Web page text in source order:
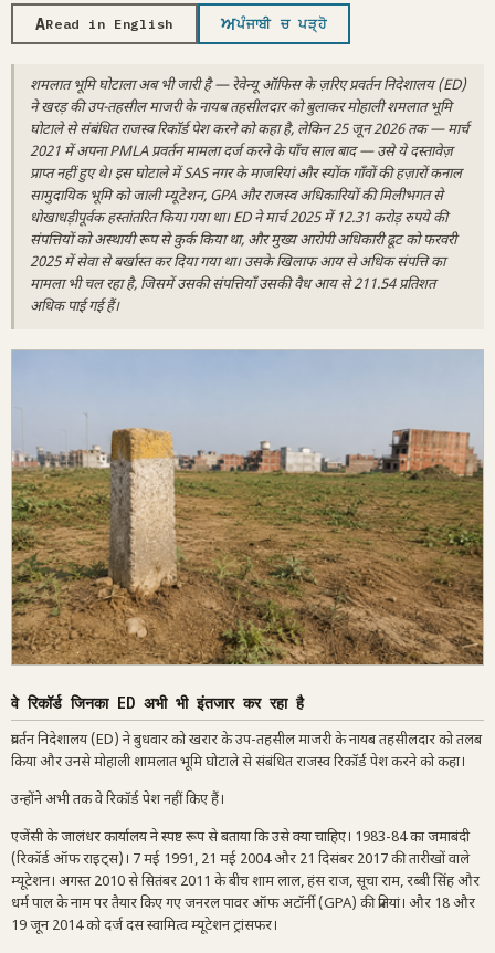
ARead in English ਅਪੰਜਾਬੀ ਚ ਪੜ੍ਹੋ
शमलात भूमि घोटाला अब भी जारी है — रेवेन्यू ऑफिस के ज़रिए प्रवर्तन निदेशालय (ED)
ने खरड़ की उप-तहसील माजरी के नायब तहसीलदार को बुलाकर मोहाली शमलात भूमि
घोटाले से संबंधित राजस्व रिकॉर्ड पेश करने को कहा है, लेकिन 25 जून 2026 तक — मार्च
2021 में अपना PMLA प्रवर्तन मामला दर्ज करने के पाँच साल बाद — उसे ये दस्तावेज़
प्राप्त नहीं हुए थे। इस घोटाले में SAS नगर के माजरियां और स्योंक गाँवों की हज़ारों कनाल
सामुदायिक भूमि को जाली म्यूटेशन, GPA और राजस्व अधिकारियों की मिलीभगत से
धोखाधड़ीपूर्वक हस्तांतरित किया गया था। ED ने मार्च 2025 में 12.31 करोड़ रुपये की
संपत्तियों को अस्थायी रूप से कुर्क किया था, और मुख्य आरोपी अधिकारी ढूट को फरवरी
2025 में सेवा से बर्खास्त कर दिया गया था। उसके खिलाफ आय से अधिक संपत्ति का
मामला भी चल रहा है, जिसमें उसकी संपत्तियाँ उसकी वैध आय से 211.54 प्रतिशत
अधिक पाई गई हैं।
वे रिकॉर्ड जिनका ED अभी भी इंतजार कर रहा है
प्रवर्तन निदेशालय (ED) ने बुधवार को खरार के उप-तहसील माजरी के नायब तहसीलदार को तलब
किया और उनसे मोहाली शामलात भूमि घोटाले से संबंधित राजस्व रिकॉर्ड पेश करने को कहा।
उन्होंने अभी तक वे रिकॉर्ड पेश नहीं किए हैं।
एजेंसी के जालंधर कार्यालय ने स्पष्ट रूप से बताया कि उसे क्या चाहिए। 1983-84 का जमाबंदी
(रिकॉर्ड ऑफ राइट्स)। 7 मई 1991, 21 मई 2004 और 21 दिसंबर 2017 की तारीखों वाले
म्यूटेशन। अगस्त 2010 से सितंबर 2011 के बीच शाम लाल, हंस राज, सूचा राम, रब्बी सिंह और
धर्म पाल के नाम पर तैयार किए गए जनरल पावर ऑफ अटॉर्नी (GPA) की प्रतियां। और 18 और
19 जून 2014 को दर्ज दस स्वामित्व म्यूटेशन ट्रांसफर।